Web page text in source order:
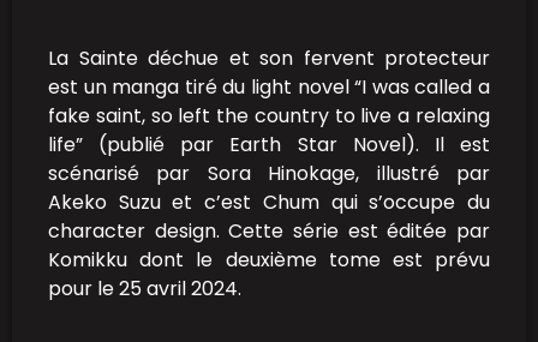
La Sainte déchue et son fervent protecteur
est un manga tiré du light novel “I was called a
fake saint, so left the country to live a relaxing
life” (publié par Earth Star Novel). Il est
scénarisé par Sora Hinokage, illustré par
Akeko Suzu et c’est Chum qui s’occupe du
character design. Cette série est éditée par
Komikku dont le deuxième tome est prévu
pour le 25 avril 2024.